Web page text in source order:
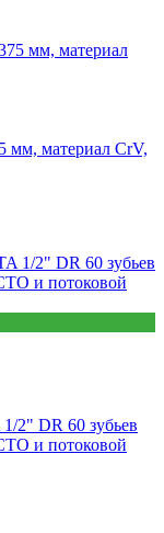
мм, материал CrV,
2" DR 60 зубьев
и потоковой